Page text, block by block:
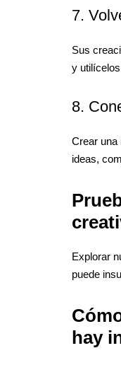
7.
Sus
y
8.
Crear una
ideas,
Explorar
puede
hay